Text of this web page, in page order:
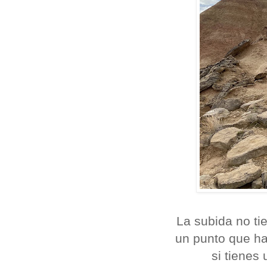
La subida no
un punto que
si tienes